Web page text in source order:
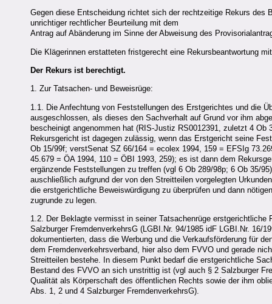
Gegen diese Entscheidung richtet sich der rechtzeitige Rekurs des
unrichtiger rechtlicher Beurteilung mit dem
Antrag auf Abänderung im Sinne der Abweisung des
Die Klägerinnen erstatteten fristgerecht eine Rekursbeantwortung
Der Rekurs ist berechtigt.
1. Zur Tatsachen- und Beweisrüge:
1.1. Die Anfechtung von Feststellungen des Erstgerichtes und die
ausgeschlossen, als dieses den Sachverhalt auf Grund vor ihm
bescheinigt angenommen hat (RIS-Justiz RS0012391, zuletzt 4
Rekursgericht ist dagegen zulässig, wenn das Erstgericht seine
Ob 15/99f; verstSenat SZ 66/164 = ecolex 1994, 159 = EFSIg
45.679 = ÖA 1994, 110 = ÖBI 1993, 259); es ist dann dem
ergänzende Feststellungen zu treffen (vgl 6 Ob 289/98p; 6 Ob 35/
auschließlich aufgrund der von den Streitteilen vorgelegten
die erstgerichtliche Beweiswürdigung zu überprüfen und dann
zugrunde zu legen.
1.2. Der Beklagte vermisst in seiner Tatsachenrüge
Salzburger FremdenverkehrsG (LGBI.Nr. 94/1985 idF LGBI.Nr. 16/
dokumentierten, dass die Werbung und die Verkaufsförderung für
dem Fremdenverkehrsverband, hier also dem FVVO und gerade
Streitteilen bestehe. In diesem Punkt bedarf die erstgerichtliche
Bestand des FVVO an sich unstrittig ist (vgl auch § 2 Salzburger
Qualität als Körperschaft des öffentlichen Rechts sowie der ihm
Abs. 1, 2 und 4 Salzburger FremdenverkehrsG).